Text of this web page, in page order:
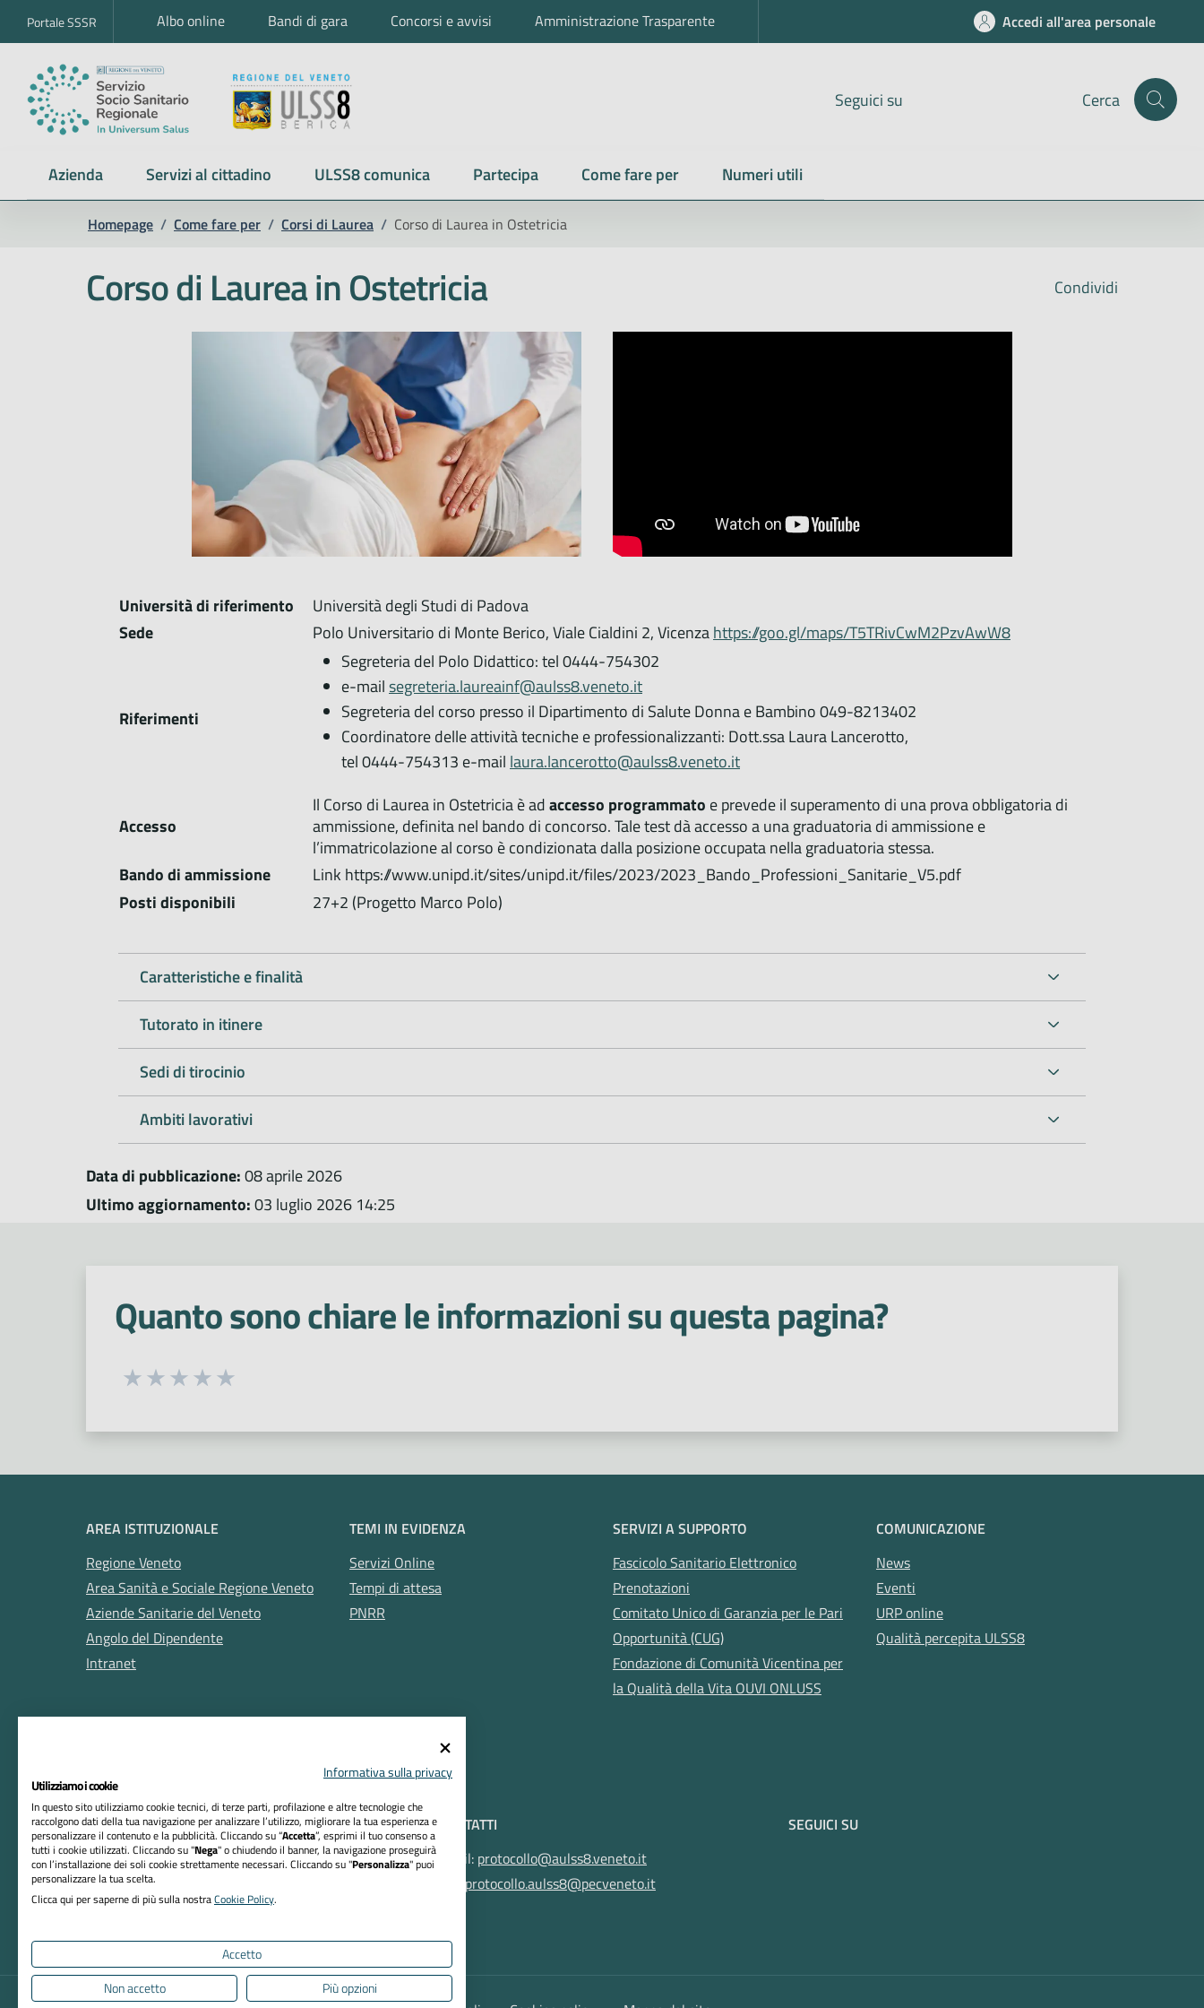
Portale SSSR Albo online Bandi di gara Concorsi e avvisi Amministrazione Trasparente Accedi all'area personale
Seguici su Cerca
Azienda Servizi al cittadino ULSS8 comunica Partecipa Come fare per Numeri utili
Homepage / Come fare per / Corsi di Laurea / Corso di Laurea in Ostetricia
Condividi
Corso di Laurea in Ostetricia
Università di riferimento
Università degli Studi di Padova
Sede
Polo Universitario di Monte Berico, Viale Cialdini 2, Vicenzahttps://goo.gl/maps/T5TRivCwM2PzvAwW8
Riferimenti
Segreteria del Polo Didattico: tel 0444-754302
e-mailsegreteria.laureainf@aulss8.veneto.it
Segreteria del corso presso il Dipartimento di Salute Donna e Bambino 049-8213402
Coordinatore delle attività tecniche e professionalizzanti: Dott.ssa Laura Lancerotto,
tel 0444-754313 e-mail laura.lancerotto@aulss8.veneto.it
Accesso
Il Corso di Laurea in Ostetricia è adaccesso programmato e prevede il superamento di una prova obbligatoria di
ammissione, definita nel bando di concorso. Tale test dà accesso a una graduatoria di ammissione e
l’immatricolazione al corso è condizionata dalla posizione occupata nella graduatoria stessa.
Bando di ammissione
Link https://www.unipd.it/sites/unipd.it/files/2023/2023_Bando_Professioni_Sanitarie_V5.pdf
Posti disponibili
27+2 (Progetto Marco Polo)
Caratteristiche e finalità
Tutorato in itinere
Sedi di tirocinio
Ambiti lavorativi
Data di pubblicazione:08 aprile 2026
Ultimo aggiornamento:03 luglio 2026 14:25
Quanto sono chiare le informazioni su questa pagina?
Seleziona una valutazione da 1 a 5 stelle
AREA ISTITUZIONALE
Regione Veneto
Area Sanità e Sociale Regione Veneto
Aziende Sanitarie del Veneto
Angolo del Dipendente
Intranet
TEMI IN EVIDENZA
Servizi Online
Tempi di attesa
PNRR
SERVIZI A SUPPORTO
Fascicolo Sanitario Elettronico
Prenotazioni
Comitato Unico di Garanzia per le Pari
Opportunità (CUG)
Fondazione di Comunità Vicentina per
la Qualità della Vita OUVI ONLUSS
COMUNICAZIONE
News
Eventi
URP online
Qualità percepita ULSS8
RIFERIMENTI
Azienda ULSS n. 8 Berica
Sede Legale:
Viale F. Rodolfi, 37 – 36100 Vicenza
Codice Fiscale e P. IVA 02441500242
CONTATTI
Email: protocollo@aulss8.veneto.it
protocollo.aulss8@pecveneto.it
SEGUICI SU
Informativa sulla privacy
Utilizziamo i cookie
In questo sito utilizziamo cookie tecnici, di terze parti, profilazione e altre tecnologie che
raccolgono dati della tua navigazione per analizzare l’utilizzo, migliorare la tua esperienza e
personalizzare il contenuto e la pubblicità. Cliccando su “Accetta”, esprimi il tuo consenso a
tutti i cookie utilizzati. Cliccando su "Nega" o chiudendo il banner, la navigazione proseguirà
con l’installazione dei soli cookie strettamente necessari. Cliccando su "Personalizza" puoi
personalizzare la tua scelta.
Clicca qui per saperne di più sulla nostraCookie Policy.
Accetto
Non accetto
Più opzioni